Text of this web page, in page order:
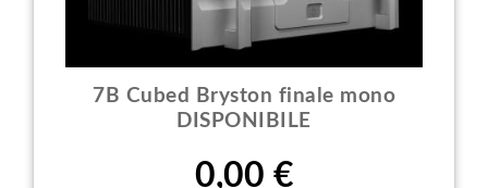
7B Cubed Bryston finale mono
DISPONIBILE
Prezzo
0,00 €